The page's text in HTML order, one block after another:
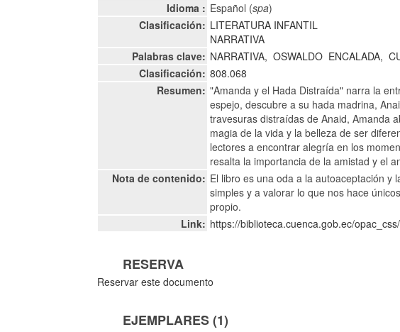
Idioma : Español (spa)
Clasificación: LITERATURA INFANTIL
NARRATIVA
Palabras clave: NARRATIVA, OSWALDO ENCALADA,
Clasificación: 808.068
Resumen: "Amanda y el Hada Distraída" narra la
espejo, descubre a su hada madrina,
travesuras distraídas de Anaid, Amanda
magia de la vida y la belleza de ser
lectores a encontrar alegría en los
resalta la importancia de la amistad y el
Nota de contenido: El libro es una oda a la autoaceptación y
simples y a valorar lo que nos hace
propio.
Link: https://biblioteca.cuenca.gob.ec/
RESERVA
Reservar este documento
EJEMPLARES (1)